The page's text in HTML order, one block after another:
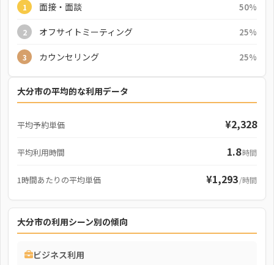
1 面接・面談 50%
2 オフサイトミーティング 25%
3 カウンセリング 25%
大分市の平均的な利用データ
平均予約単価 ¥2,328
平均利用時間 1.8時間
1時間あたりの平均単価 ¥1,293/時間
大分市の利用シーン別の傾向
ビジネス利用